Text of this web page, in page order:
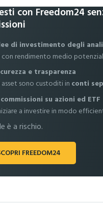
con Freedom24
di investimento degli
rendimento medio
e trasparenza
sono custoditi in conti
su azioni ed ETF
a investire in modo
è a rischio.
FREEDOM24